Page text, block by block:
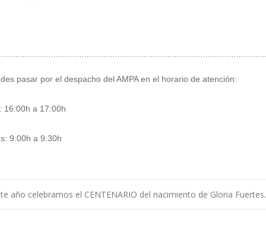
pasar por el despacho del AMPA en el horario de atención:
16:00h a 17:00h
9:00h a 9:30h
año celebramos el CENTENARIO del nacimiento de Gloria Fuertes.